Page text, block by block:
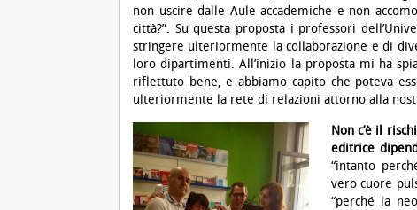
non uscire dalle Aule accademiche e non
città?”. Su questa proposta i professori
stringere ulteriormente la collaborazione e di
loro dipartimenti. All’inizio la proposta mi ha
riflettuto bene, e abbiamo capito che poteva
ulteriormente la rete di relazioni attorno alla
Non c’è il
editrice
“intanto
vero cuore
“perché la